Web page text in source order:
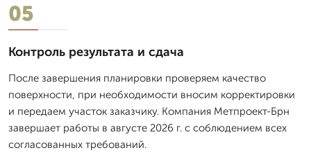
05
Контроль результата и сдача
После завершения планировки проверяем качество
поверхности, при необходимости вносим корректировки
и передаем участок заказчику. Компания Метпроект-Брн
завершает работы в августе 2026 г. с соблюдением всех
согласованных требований.